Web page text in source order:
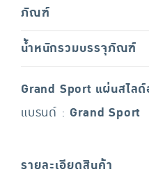
ภัณฑ์
น้ำหนักรวมบรรจุภัณฑ์
Grand Sport แผ่นสไล
แบรนด์ : Grand Sport
รายละเอียดสินค้า